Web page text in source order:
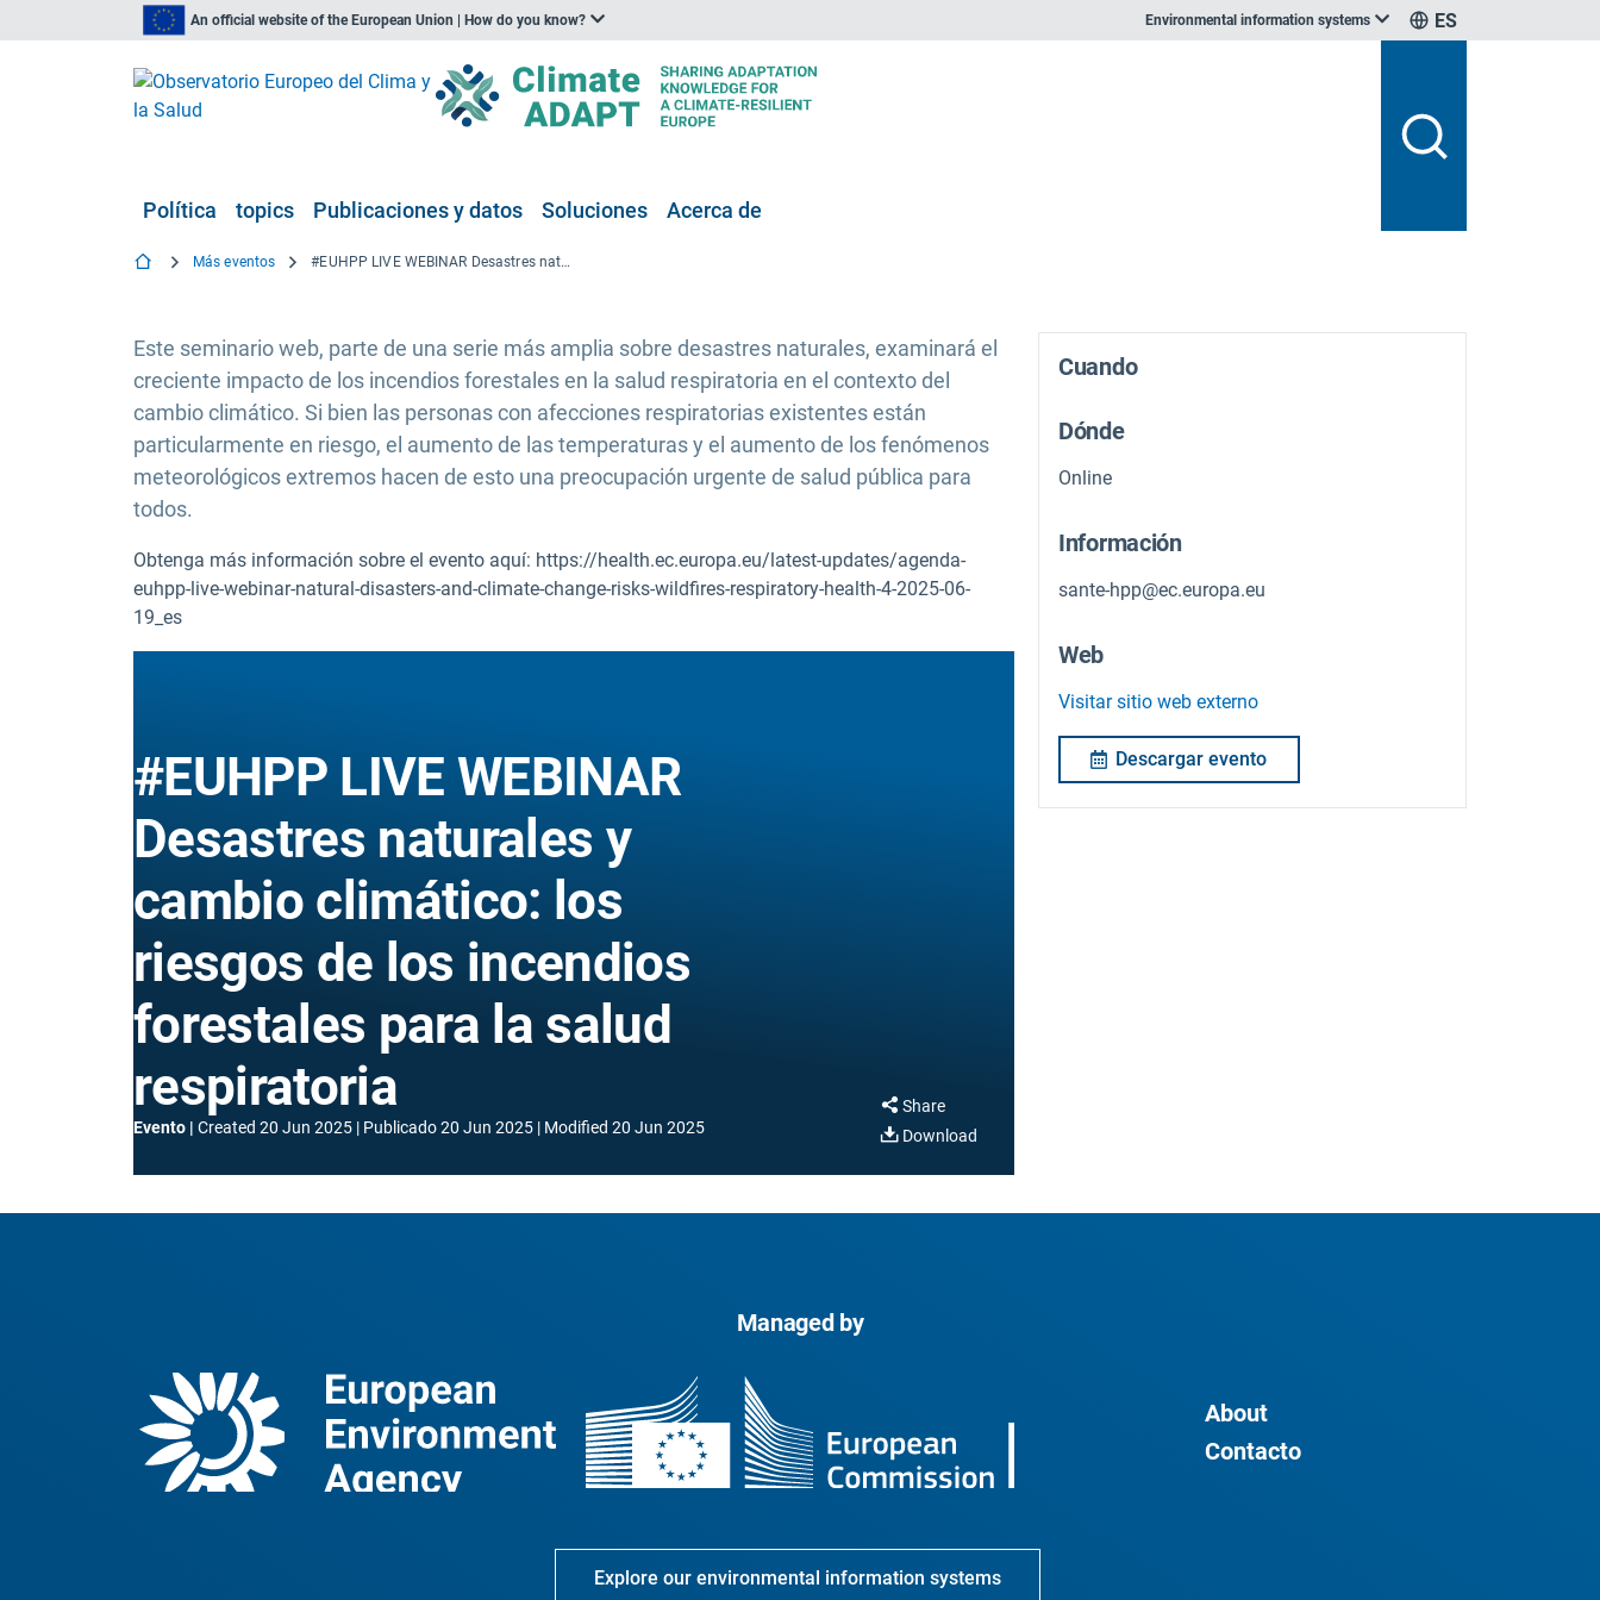
An official website of the European Union | How do you know? Environmental information systems ES
Política topics Publicaciones y datos Soluciones Acerca de
Más eventos #EUHPP LIVE WEBINAR Desastres naturales y cambio climático: los riesgos de los incendios forestales para la salud respiratoria
Este seminario web, parte de una serie más amplia sobre desastres naturales, examinará el
creciente impacto de los incendios forestales en la salud respiratoria en el contexto del
cambio climático. Si bien las personas con afecciones respiratorias existentes están
particularmente en riesgo, el aumento de las temperaturas y el aumento de los fenómenos
meteorológicos extremos hacen de esto una preocupación urgente de salud pública para
todos.
Obtenga más información sobre el evento aquí: https://health.ec.europa.eu/latest-updates/agenda-
euhpp-live-webinar-natural-disasters-and-climate-change-risks-wildfires-respiratory-health-4-2025-06-
19_es
#EUHPP LIVE WEBINAR
Desastres naturales y
cambio climático: los
riesgos de los incendios
forestales para la salud
respiratoria
Evento Created 20 Jun 2025 Publicado20 Jun 2025 Modified 20 Jun 2025
Share
Download
Cuando
Dónde
Online
Información
sante-hpp@ec.europa.eu
Web
Visitar sitio web externo
Descargar evento
Managed by
About
Contacto
Explore our environmental information systems